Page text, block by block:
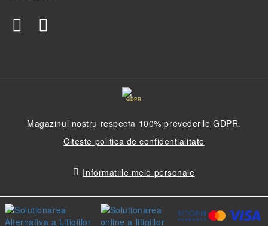
GDPR
Magazinul nostru respecta 100% prevederile GDPR.
Citeste politica de confidentialitate
Informatiile mele personale